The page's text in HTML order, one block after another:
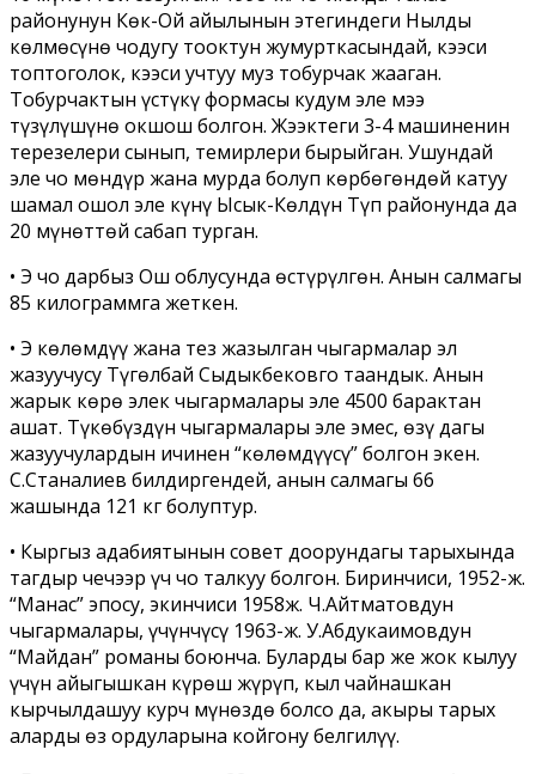
районунун Көк-Ой айылынын этегиндеги Нылды
көлмөсүнө чоңдугу тооктун жумурткасындай, кээси
топтоголок, кээси учтуу муз тобурчак жааган.
Тобурчактын үстүңкү формасы кудум эле мээ
түзүлүшүнө окшош болгон. Жээктеги 3-4 машиненин
терезелери сынып, темирлери бырыйган. Ушундай
эле чоң мөндүр жана мурда болуп көрбөгөндөй катуу
шамал ошол эле күнү Ысык-Көлдүн Түп районунда да
20 мүнөттөй сабап турган.
• Эң чоң дарбыз Ош облусунда өстүрүлгөн. Анын салмагы
85 килограммга жеткен.
• Эң көлөмдүү жана тез жазылган чыгармалар эл
жазуучусу Түгөлбай Сыдыкбековго таандык. Анын
жарык көрө элек чыгармалары эле 4500 барактан
ашат. Түкөбүздүн чыгармалары эле эмес, өзү дагы
жазуучулардын ичинен “көлөмдүүсү” болгон экен.
С.Станалиев билдиргендей, анын салмагы 66
жашында 121 кг болуптур.
• Кыргыз адабиятынын совет доорундагы тарыхында
тагдыр чечээр үч чоң талкуу болгон. Биринчиси, 1952-­ж.
“Манас” эпосу, экинчиси 1958­ж. Ч.Айтматовдун
чыгармалары, үчүнчүсү 1963-­ж. У.Абдукаимовдун
“Майдан” романы боюнча. Буларды бар же жок кылуу
үчүн айыгышкан күрөш жүрүп, кыл чайнашкан
кырчылдашуу курч мүнөздө болсо да, акыры тарых
аларды өз ордуларына койгону белгилүү.